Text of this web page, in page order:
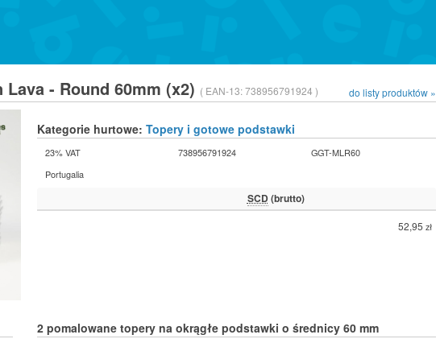
- Round 60mm (x2) ( EAN-13:738956791924 ) do listy produktów »
Kategorie hurtowe: Topery i gotowe podstawki
23% VAT 738956791924
GGT-MLR60
Portugalia
SCD (brutto)
52,95 zł
2 pomalowane topery na okrągłe podstawki o średnicy 60 mm